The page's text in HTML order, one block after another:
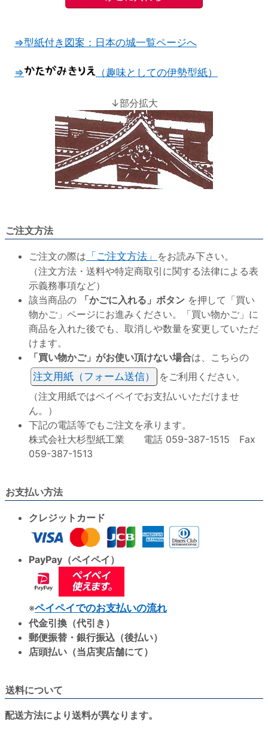
⇒型紙付き図案：日本の城一覧ページへ
⇒ （趣味としての伊勢型紙）
↓部分拡大
ご注文方法
ご注文の際は 「ご注文方法」 をお読み下さい。
（注文方法・送料や特定商取引に関する法律による表
示義務事項など）
該当商品の
「かごに入れる」ボタン を押して「買い
物かご」ページにお進みください。「買い物かご」に
商品を入れた後でも、取消しや数量を変更していただ
けます。
「買い物かご」がお使い頂けない場合は、こちらの
注文用紙（フォーム送信）
をご利用ください。
（注文用紙ではペイペイでお支払いいただけませ
ん。）
下記の電話等でもご注文を承ります。
株式会社大杉型紙工業 電話 059-387-1515 Fax
059-387-1513
お支払い方法
クレジットカード
PayPay（ペイペイ）
※ペイペイでのお支払いの流れ
代金引換（代引き）
郵便振替・銀行振込（後払い）
店頭払い（当店実店舗にて）
送料について
配送方法により送料が異なります。